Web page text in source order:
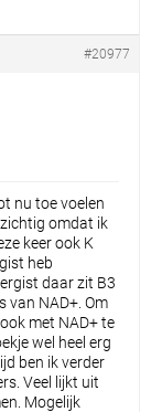
#20977
nu toe voelen
omdat ik
keer ook K
heb
daar zit B3
van NAD+. Om
met NAD+ te
wel heel erg
ben ik verder
Veel lijkt uit
Mogelijk